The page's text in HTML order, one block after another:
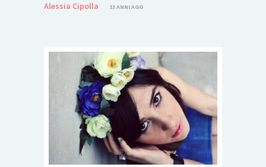
Alessia Cipolla
13 ANNI AGO